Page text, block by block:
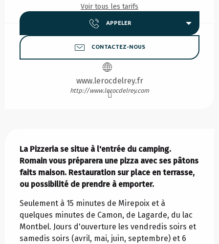
Voir tous les tarifs
APPELER
CONTACTEZ-NOUS
www.lerocdelrey.fr
http://www.lerocdelrey.com
La Pizzeria se situe à l'entrée du camping.
Romain vous préparera une pizza avec ses pâtons
faits maison. Restauration sur place en terrasse,
ou possibilité de prendre à emporter.
Seulement à 15 minutes de Mirepoix et à
quelques minutes de Camon, de Lagarde, du lac
Montbel. Jours d'ouverture les vendredis soirs et
samedis soirs (avril, mai, juin, septembre) et 6